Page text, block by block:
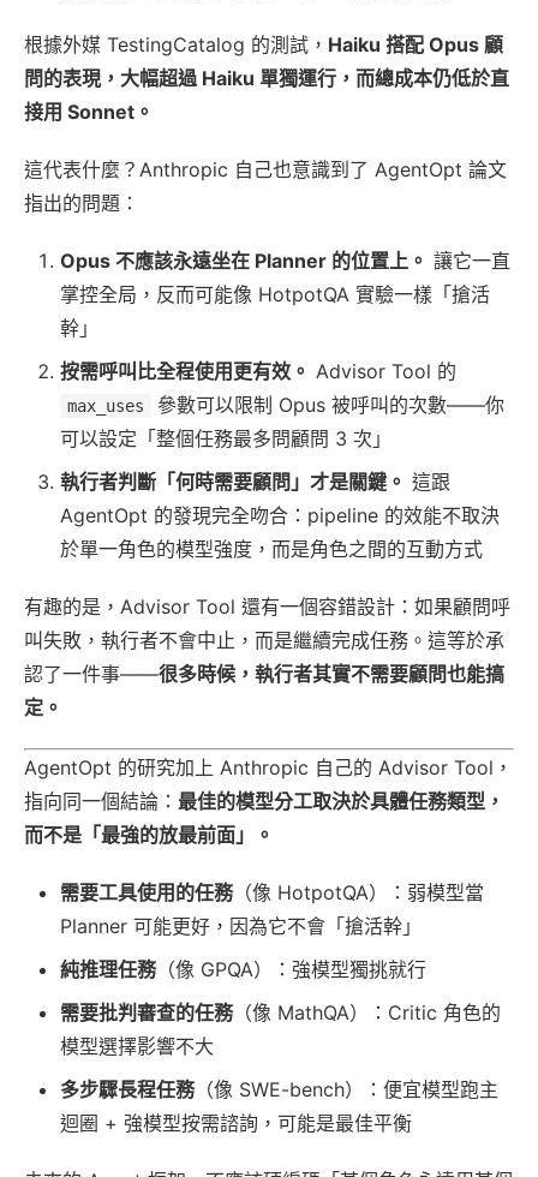
根據外媒 TestingCatalog 的測試， Haiku 搭配 Opus 顧
問的表現，大幅超過 Haiku 單獨運行，而總成本仍低於直
接用 Sonnet。
這代表什麼？Anthropic 自己也意識到了 AgentOpt 論文
指出的問題：
Opus 不應該永遠坐在 Planner 的位置上。 讓它一直
掌控全局，反而可能像 HotpotQA 實驗一樣「搶活
幹」
按需呼叫比全程使用更有效。 Advisor Tool 的
max_uses
參數可以限制 Opus 被呼叫的次數——你
可以設定「整個任務最多問顧問 3 次」
執行者判斷「何時需要顧問」才是關鍵。 這跟
AgentOpt 的發現完全吻合：pipeline 的效能不取決
於單一角色的模型強度，而是角色之間的互動方式
有趣的是，Advisor Tool 還有一個容錯設計：如果顧問呼
叫失敗，執行者不會中止，而是繼續完成任務。這等於承
認了一件事——很多時候，執行者其實不需要顧問也能搞
定。
AgentOpt 的研究加上 Anthropic 自己的 Advisor Tool，
指向同一個結論： 最佳的模型分工取決於具體任務類型，
而不是「最強的放最前面」。
需要工具使用的任務（像 HotpotQA）：弱模型當
Planner 可能更好，因為它不會「搶活幹」
純推理任務（像 GPQA）：強模型獨挑就行
需要批判審查的任務（像 MathQA）：Critic 角色的
模型選擇影響不大
多步驟長程任務（像 SWE-bench）：便宜模型跑主
迴圈 + 強模型按需諮詢，可能是最佳平衡